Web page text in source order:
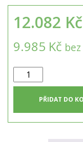
12.082 Kč
9.985 Kč
Vodoměrná
šachta
VSO-
PŘIDAT DO